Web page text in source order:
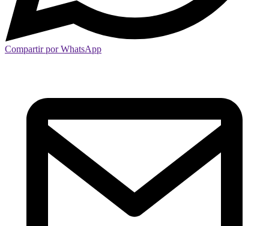
Compartir por WhatsApp